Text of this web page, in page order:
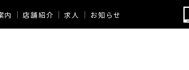
内 店舗紹介 求人 お知らせ